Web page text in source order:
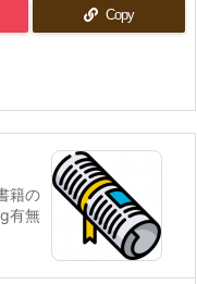
Copy
籍の
有無